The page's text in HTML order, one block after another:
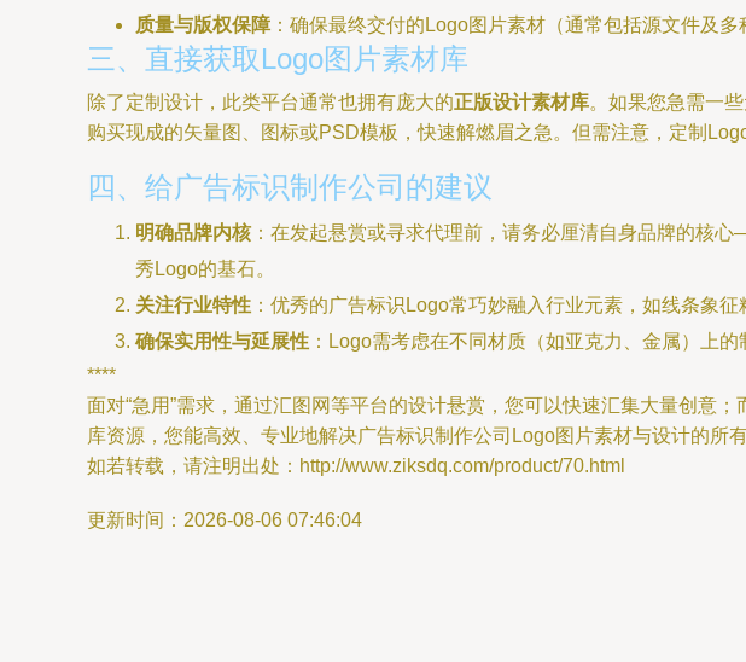
质量与版权保障 ：确保最终交付的Logo图片素材（通常包括源文件及
三、直接获取Logo图片素材库
除了定制设计，此类平台通常也拥有庞大的正版设计素材库。如果您急需一
购买现成的矢量图、图标或PSD模板，快速解燃眉之急。但需注意，定制
四、给广告标识制作公司的建议
明确品牌内核：在发起悬赏或寻求代理前，请务必厘清自身品牌的核
秀Logo的基石。
关注行业特性 ：优秀的广告标识Logo常巧妙融入行业元素，如线条象
确保实用性与延展性 ：Logo需考虑在不同材质（如亚克力、金属）上
****
面对“急用”需求，通过汇图网等平台的设计悬赏，您可以快速汇集大量创意
库资源，您能高效、专业地解决广告标识制作公司Logo图片素材与设计的所
如若转载，请注明出处：http://www.ziksdq.com/product/70.html
更新时间：2026-08-06 07:46:04